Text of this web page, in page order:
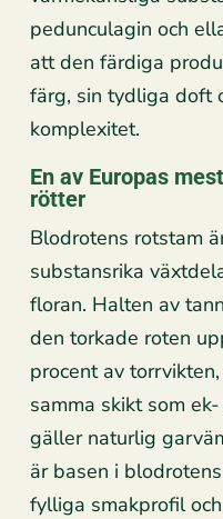
pedunculagin och
att den färdiga
färg, sin tydliga doft
komplexitet.
En av Europas
rötter
Blodrotens rotstam
substansrika
floran. Halten av
den torkade roten
procent av
samma skikt som
gäller naturlig
är basen i
fylliga smakprofil